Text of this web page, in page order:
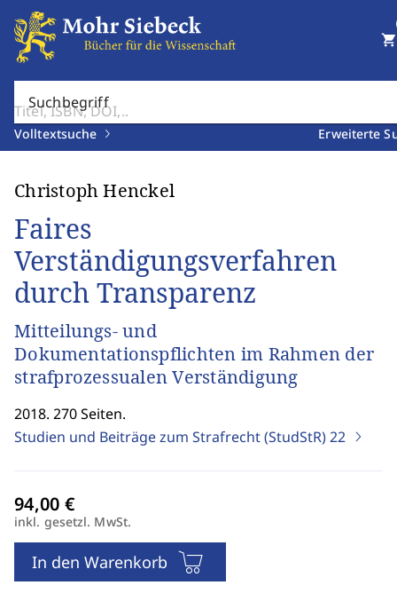
Suchbegriff
Volltextsuche Erweiterte
shopping_cart
Christoph Henckel
Faires
Verständigungsverfahren
durch Transparenz
Mitteilungs- und
Dokumentationspflichten im Rahmen der
strafprozessualen Verständigung
2018. 270 Seiten.
Studien und Beiträge zum Strafrecht (StudStR)22
inkl. gesetzl. MwSt.
In den Warenkorb